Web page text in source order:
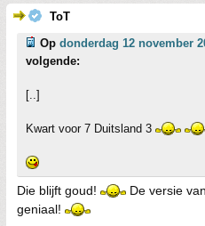
ToT
Op donderdag 12 november
volgende:
[..]
Kwart voor 7 Duitsland 3
Die blijft goud!
De versie
geniaal!